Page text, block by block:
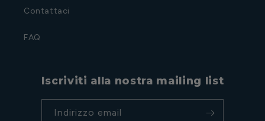
Contattaci
FAQ
Iscriviti alla nostra mailing list
Indirizzo email